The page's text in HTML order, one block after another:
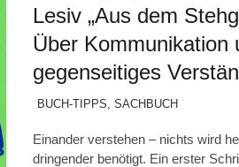
Lesiv „Aus dem
Über Kommunikation
gegenseitiges
BUCH-TIPPS, SACHBUCH
Einander verstehen – nichts wird
dringender benötigt. Ein erster